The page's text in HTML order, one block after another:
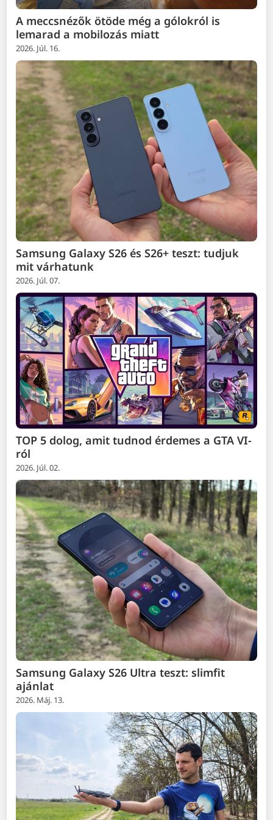
A meccsnézők ötöde még a gólokról is
lemarad a mobilozás miatt
2026. Júl. 16.
Samsung Galaxy S26 és S26+ teszt: tudjuk
mit várhatunk
2026. Júl. 07.
TOP 5 dolog, amit tudnod érdemes a GTA VI-
ról
2026. Júl. 02.
Samsung Galaxy S26 Ultra teszt: slimfit
ajánlat
2026. Máj. 13.